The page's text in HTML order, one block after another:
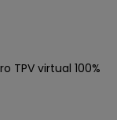
TPV virtual 100%